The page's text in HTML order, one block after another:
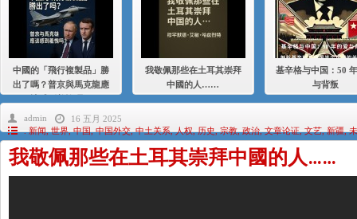
中國的「飛行複製品」勝
出了嗎？普京與馬克龍應
我敬佩那些在土耳其崇拜
中國的人……
基辛格与中国：50
与背叛
admin
16 五月 2025
. 新闻,世界,中国,中国外交,中土关系,人权,历史,宗教,政治,文章论证,文艺,新疆,
我敬佩那些在土耳其崇拜中國的人……